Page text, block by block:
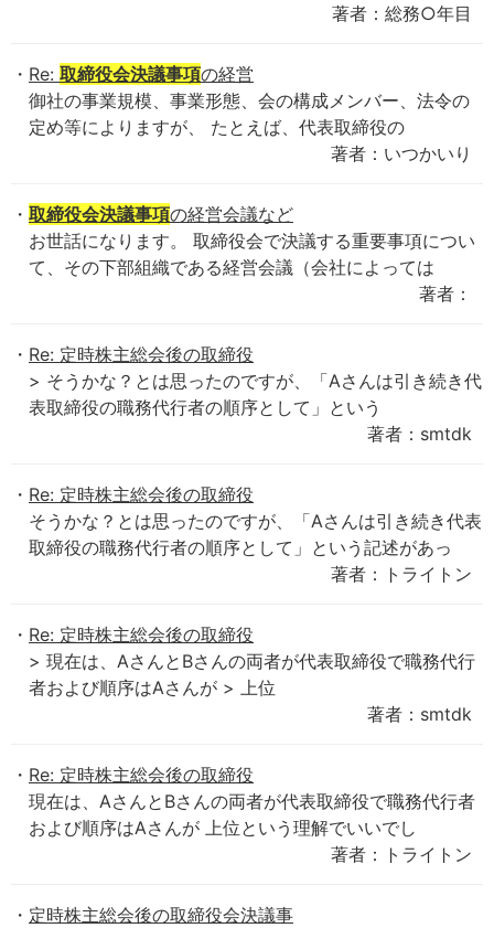
著者：総務○年目
Re: 取締役会決議事項の経営
御社の事業規模、事業形態、会の構成メンバー、法令の
定め等によりますが、 たとえば、代表取締役の
著者：いつかいり
取締役会決議事項の経営会議など
お世話になります。 取締役会で決議する重要事項につい
て、その下部組織である経営会議（会社によっては
著者：
Re: 定時株主総会後の取締役
> そうかな？とは思ったのですが、「Aさんは引き続き代
表取締役の職務代行者の順序として」という
著者：smtdk
Re: 定時株主総会後の取締役
そうかな？とは思ったのですが、「Aさんは引き続き代表
取締役の職務代行者の順序として」という記述があっ
著者：トライトン
Re: 定時株主総会後の取締役
> 現在は、AさんとBさんの両者が代表取締役で職務代行
者および順序はAさんが > 上位
著者：smtdk
Re: 定時株主総会後の取締役
現在は、AさんとBさんの両者が代表取締役で職務代行者
および順序はAさんが 上位という理解でいいでし
著者：トライトン
定時株主総会後の取締役会決議事